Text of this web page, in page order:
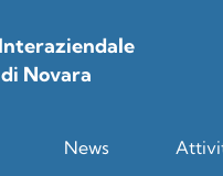
Novara
News